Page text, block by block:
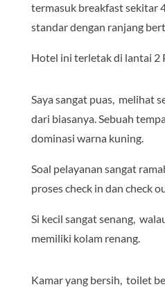
termasuk breakfast sekitar
standar dengan ranjang
Hotel ini terletak di lantai 2
Saya sangat puas, melihat
dari biasanya. Sebuah
dominasi warna kuning.
Soal pelayanan sangat
proses check in dan check
Si kecil sangat senang,
memiliki kolam renang.
Kamar yang bersih, toilet